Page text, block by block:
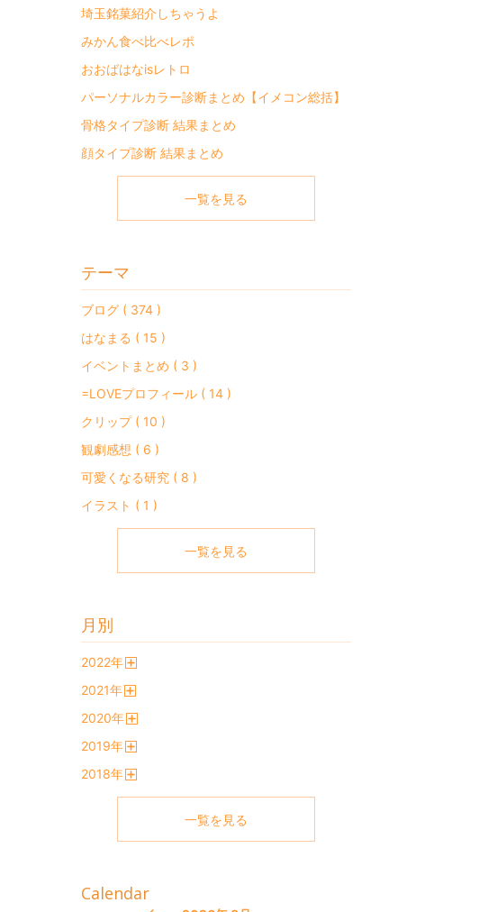
埼玉銘菓紹介しちゃうよ
みかん食べ比べレポ
おおばはなisレトロ
パーソナルカラー診断まとめ【イメコン総括】
骨格タイプ診断 結果まとめ
顔タイプ診断 結果まとめ
一覧を見る
テーマ
ブログ ( 374 )
はなまる ( 15 )
イベントまとめ ( 3 )
=LOVEプロフィール ( 14 )
クリップ ( 10 )
観劇感想 ( 6 )
可愛くなる研究 ( 8 )
イラスト ( 1 )
一覧を見る
月別
2022年
2021年
2020年
2019年
2018年
一覧を見る
Calendar